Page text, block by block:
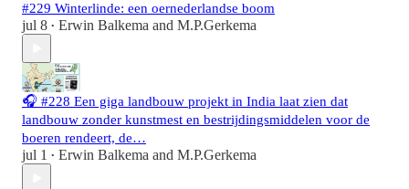
#229 Winterlinde: een oernederlandse boom
jul 8 • Erwin Balkema and M.P.Gerkema
🎧 #228 Een giga landbouw projekt in India laat zien dat
landbouw zonder kunstmest en bestrijdingsmiddelen voor de
boeren rendeert, de…
jul 1 • Erwin Balkema and M.P.Gerkema